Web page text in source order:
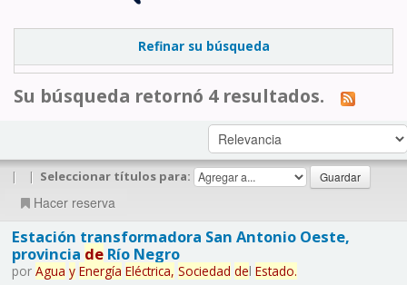
Refinar su búsqueda
Su búsqueda retornó 4 resultados.
| | Seleccionar títulos para:
Hacer reserva
Estación transformadora San Antonio Oeste,
provincia deRío Negro
por Agua y Energía Eléctrica, Sociedad del Estado.